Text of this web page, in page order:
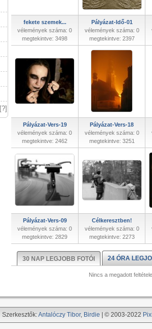
[?]
fekete szemek...
vélemények száma: 0
megtekintve: 3498
Pályázat-Idő-01
vélemények száma: 0
megtekintve: 2397
Pályázat-Vers-19
vélemények száma: 0
megtekintve: 2462
Pályázat-Vers-18
vélemények száma: 0
megtekintve: 3251
Pályázat-Vers-09
vélemények száma: 0
megtekintve: 2829
Célkeresztben!
vélemények száma: 0
megtekintve: 2273
30 NAP LEGJOBB FOTÓI 24 ÓRA
Nincs a megadott
Szerkesztők:Antalóczy Tibor, Birdie | © 2003-2022